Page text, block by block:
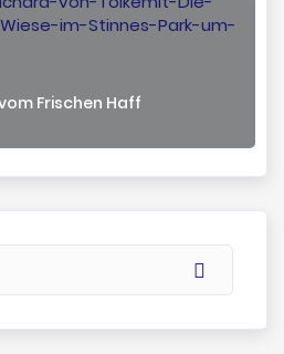
Frischen Haff